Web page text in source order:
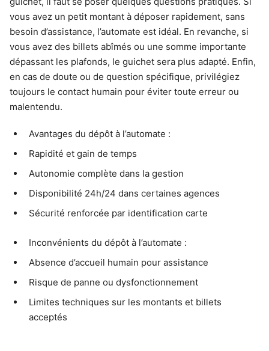
vous avez un petit montant à déposer rapidement, sans
besoin d’assistance, l’automate est idéal. En revanche, si
vous avez des billets abîmés ou une somme importante
dépassant les plafonds, le guichet sera plus adapté. Enfin,
en cas de doute ou de question spécifique, privilégiez
toujours le contact humain pour éviter toute erreur ou
malentendu.
Avantages du dépôt à l’automate :
Rapidité et gain de temps
Autonomie complète dans la gestion
Disponibilité 24h/24 dans certaines agences
Sécurité renforcée par identification carte
Inconvénients du dépôt à l’automate :
Absence d’accueil humain pour assistance
Risque de panne ou dysfonctionnement
Limites techniques sur les montants et billets
acceptés